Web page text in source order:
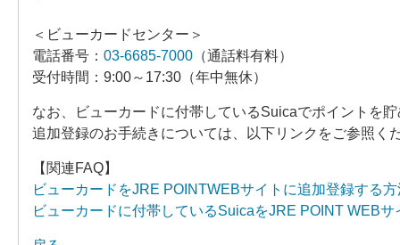
＜ビューカードセンター＞
電話番号： 03-6685-7000 （通話料有料）
受付時間：9:00～17:30（年中無休）
なお、ビューカードに付帯しているSuicaでポイントを
追加登録のお手続きについては、以下リンクをご参照く
【関連FAQ】
ビューカードをJRE POINTWEBサイトに追加登録する
ビューカードに付帯しているSuicaをJRE POINT WEB